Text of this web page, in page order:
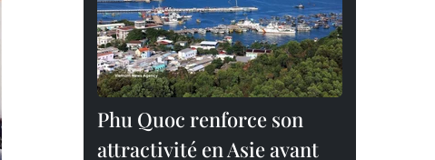
Phu Quoc renforce son
attractivité en Asie avant